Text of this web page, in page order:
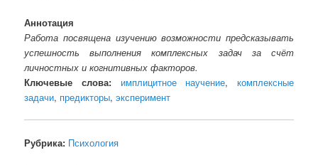
Аннотация
Работа посвящена изучению возможности предсказывать
успешность выполнения комплексных задач за счёт
личностных и когнитивных факторов.
Ключевые слова:
имплицитное научение, комплексные
задачи, предикторы,эксперимент
Рубрика: Психология